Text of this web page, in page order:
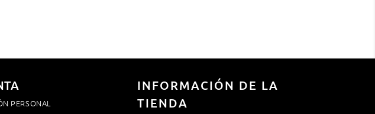
PERSONAL
INFORMACIÓN DE LA
TIENDA